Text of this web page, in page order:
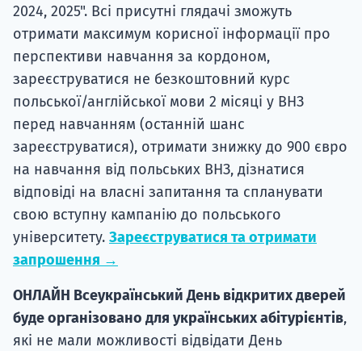
2024, 2025". Всі присутні глядачі зможуть
отримати максимум корисної інформації про
перспективи навчання за кордоном,
зареєструватися не безкоштовний курс
польської/англійської мови 2 місяці у ВНЗ
перед навчанням (останній шанс
зареєструватися), отримати знижку до 900 євро
на навчання від польських ВНЗ, дізнатися
відповіді на власні запитання та спланувати
свою вступну кампанію до польського
університету. Зареєструватися та отримати
запрошення →
ОНЛАЙН Всеукраїнський День відкритих дверей
буде організовано для українських абітурієнтів,
які не мали можливості відвідати День